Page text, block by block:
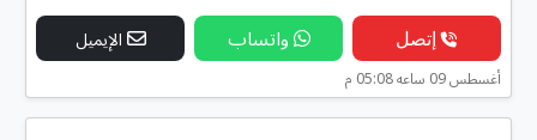
إتصل واتساب الإيميل
أغسطس 09 ساعه 05:08 م